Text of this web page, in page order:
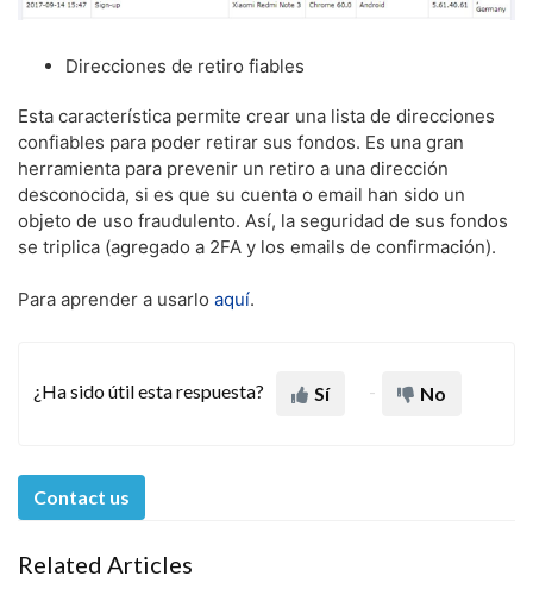
Direcciones de retiro fiables
Esta característica permite crear una lista de direcciones
confiables para poder retirar sus fondos. Es una gran
herramienta para prevenir un retiro a una dirección
desconocida, si es que su cuenta o email han sido un
objeto de uso fraudulento. Así, la seguridad de sus fondos
se triplica (agregado a 2FA y los emails de confirmación).
Para aprender a usarlo aquí.
¿Ha sido útil esta respuesta? Sí No
Contact us
Related Articles